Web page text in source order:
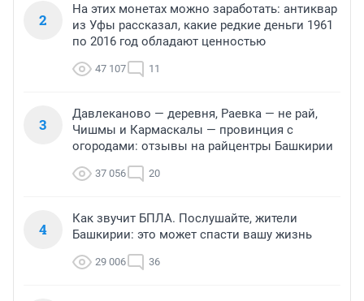
2
На этих монетах можно заработать: антиквар
из Уфы рассказал, какие редкие деньги 1961
по 2016 год обладают ценностью
47 107 11
3
Давлеканово — деревня, Раевка — не рай,
Чишмы и Кармаскалы — провинция с
огородами: отзывы на райцентры Башкирии
37 056 20
4
Как звучит БПЛА. Послушайте, жители
Башкирии: это может спасти вашу жизнь
29 006 36